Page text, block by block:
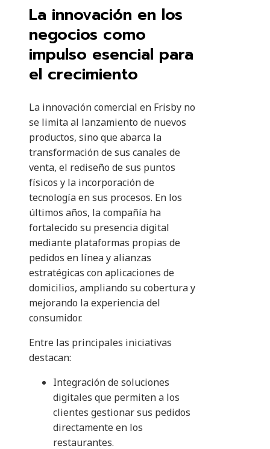
La innovación en los
negocios como
impulso esencial para
el crecimiento
La innovación comercial en Frisby no
se limita al lanzamiento de nuevos
productos, sino que abarca la
transformación de sus canales de
venta, el rediseño de sus puntos
físicos y la incorporación de
tecnología en sus procesos. En los
últimos años, la compañía ha
fortalecido su presencia digital
mediante plataformas propias de
pedidos en línea y alianzas
estratégicas con aplicaciones de
domicilios, ampliando su cobertura y
mejorando la experiencia del
consumidor.
Entre las principales iniciativas
destacan:
Integración de soluciones
digitales que permiten a los
clientes gestionar sus pedidos
directamente en los
restaurantes.